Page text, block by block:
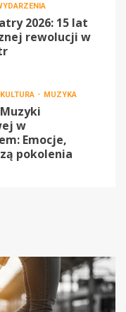
2026: 15 lat
rewolucji w
KULTURA MUZYKA
w
Emocje,
pokolenia